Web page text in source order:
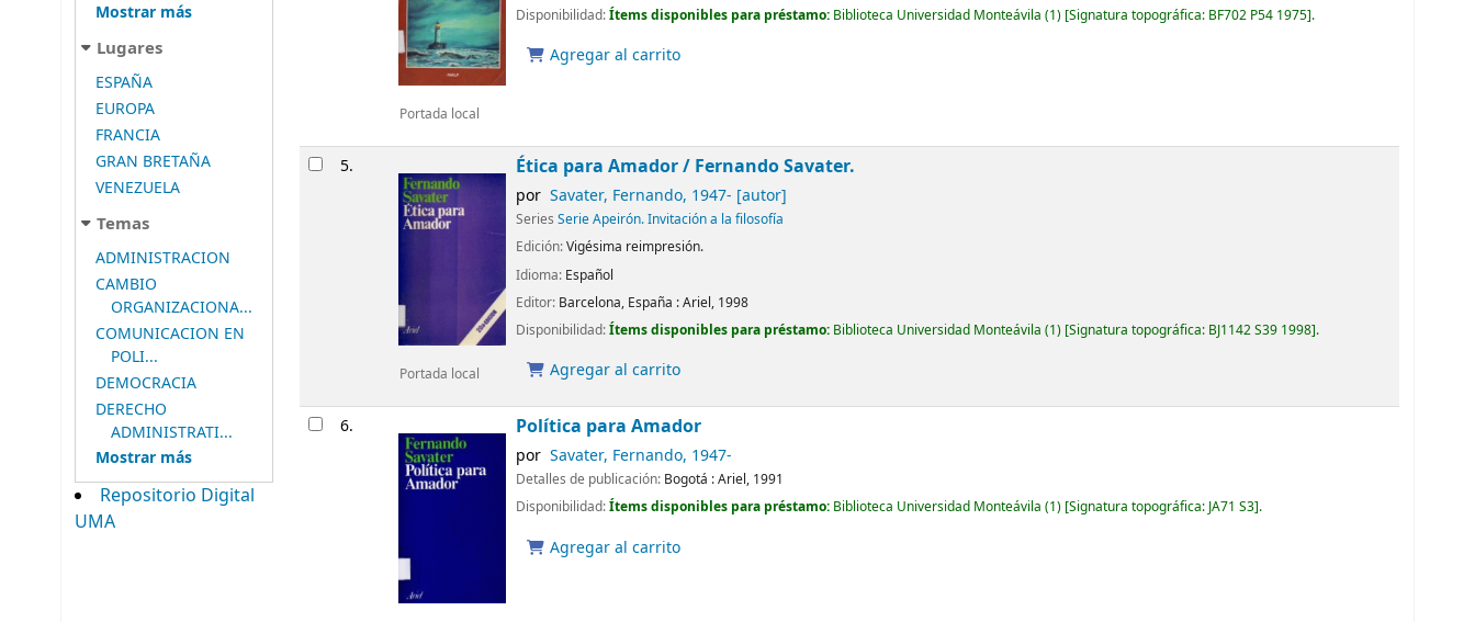
Mostrar más
Lugares
ESPAÑA
EUROPA
FRANCIA
GRAN BRETAÑA
VENEZUELA
Temas
ADMINISTRACION
CAMBIO
ORGANIZACIONA...
COMUNICACION EN
POLI...
DEMOCRACIA
DERECHO
ADMINISTRATI...
Mostrar más
Repositorio Digital
UMA
Portada local
Disponibilidad:Ítems disponibles para préstamo: Biblioteca Universidad Monteávila (1) Signatura topográfica: BF702 P54 1975 .
Agregar al carrito
5.
Portada local
Ética para Amador/ Fernando Savater.
por Savater, Fernando, 1947- [autor]
SeriesSerie Apeirón. Invitación a la filosofía
Edición:Vigésima reimpresión.
Idioma: Español
Editor: Barcelona, España :Ariel, 1998
Disponibilidad:Ítems disponibles para préstamo: Biblioteca Universidad Monteávila (1) Signatura topográfica: BJ1142 S39 1998 .
Agregar al carrito
6. Política para Amador
por Savater, Fernando, 1947-
Detalles de publicación: Bogotá :Ariel, 1991
Disponibilidad:Ítems disponibles para préstamo: Biblioteca Universidad Monteávila (1) Signatura topográfica: JA71 S3 .
Agregar al carrito